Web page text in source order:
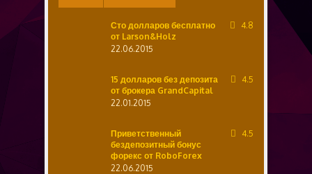
Сто долларов бесплатно
от Larson&Holz
22.06.2015
4.8
15 долларов без депозита
от брокера GrandCapital
22.01.2015
4.5
Приветственный
бездепозитный бонус
форекс от RoboForex
22.06.2015
4.5